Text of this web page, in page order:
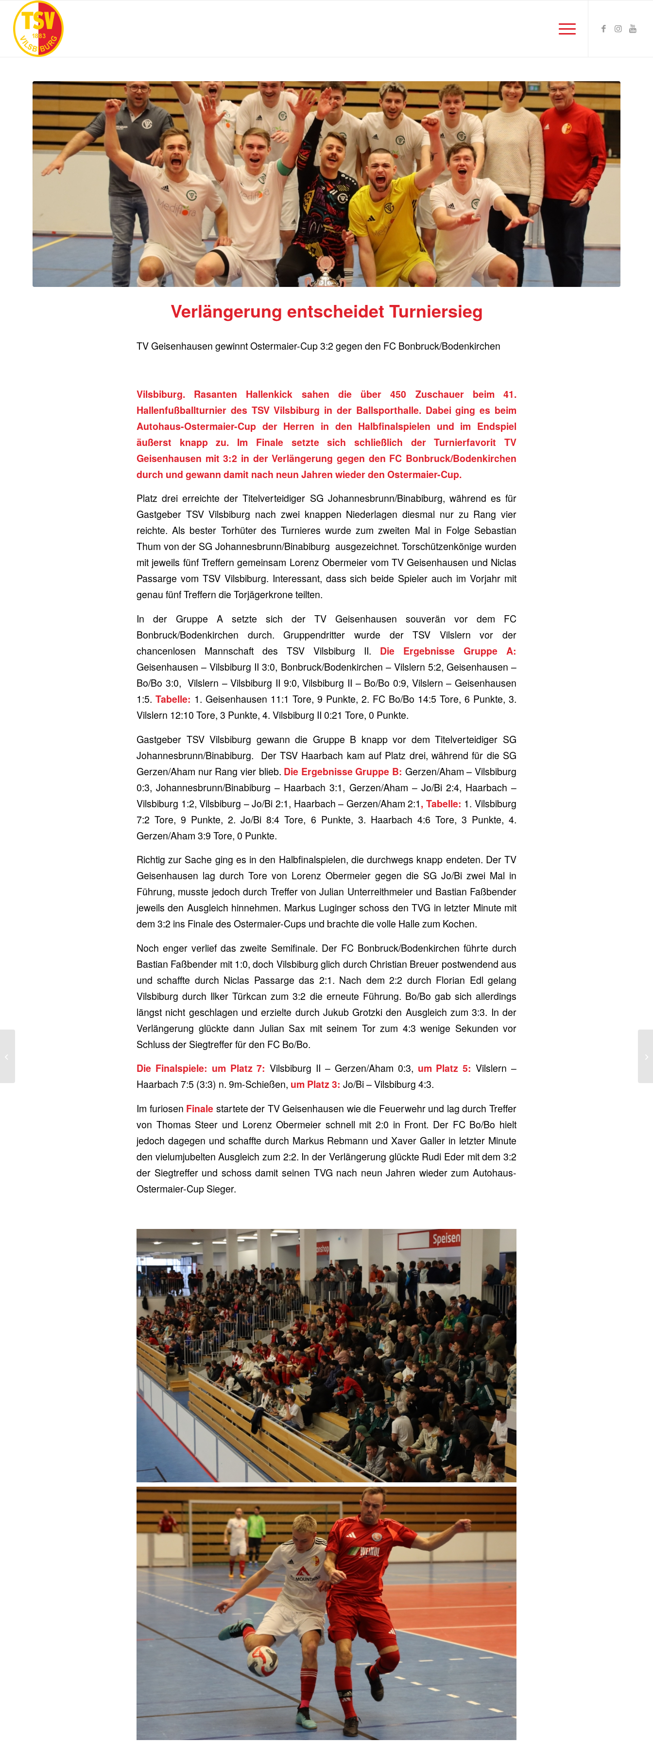
Verlängerung entscheidet Turniersieg
TV Geisenhausen gewinnt Ostermaier-Cup 3:2 gegen den FC Bonbruck/Bodenkirchen
Vilsbiburg. Rasanten Hallenkick sahen die über 450 Zuschauer beim 41.
Hallenfußballturnier des TSV Vilsbiburg in der Ballsporthalle. Dabei ging es beim
Autohaus-Ostermaier-Cup der Herren in den Halbfinalspielen und im Endspiel
äußerst knapp zu. Im Finale setzte sich schließlich der Turnierfavorit TV
Geisenhausen mit 3:2 in der Verlängerung gegen den FC Bonbruck/Bodenkirchen
durch und gewann damit nach neun Jahren wieder den Ostermaier-Cup.
Platz drei erreichte der Titelverteidiger SG Johannesbrunn/Binabiburg, während es für
Gastgeber TSV Vilsbiburg nach zwei knappen Niederlagen diesmal nur zu Rang vier
reichte. Als bester Torhüter des Turnieres wurde zum zweiten Mal in Folge Sebastian
Thum von der SG Johannesbrunn/Binabiburg ausgezeichnet. Torschützenkönige wurden
mit jeweils fünf Treffern gemeinsam Lorenz Obermeier vom TV Geisenhausen und Niclas
Passarge vom TSV Vilsbiburg. Interessant, dass sich beide Spieler auch im Vorjahr mit
genau fünf Treffern die Torjägerkrone teilten.
In der Gruppe A setzte sich der TV Geisenhausen souverän vor dem FC
Bonbruck/Bodenkirchen durch. Gruppendritter wurde der TSV Vilslern vor der
chancenlosen Mannschaft des TSV Vilsbiburg II. Die Ergebnisse Gruppe A:
Geisenhausen – Vilsbiburg II 3:0, Bonbruck/Bodenkirchen – Vilslern 5:2, Geisenhausen –
Bo/Bo 3:0, Vilslern – Vilsbiburg II 9:0, Vilsbiburg II – Bo/Bo 0:9, Vilslern – Geisenhausen
1:5. Tabelle: 1. Geisenhausen 11:1 Tore, 9 Punkte, 2. FC Bo/Bo 14:5 Tore, 6 Punkte, 3.
Vilslern 12:10 Tore, 3 Punkte, 4. Vilsbiburg II 0:21 Tore, 0 Punkte.
Gastgeber TSV Vilsbiburg gewann die Gruppe B knapp vor dem Titelverteidiger SG
Johannesbrunn/Binabiburg. Der TSV Haarbach kam auf Platz drei, während für die SG
Gerzen/Aham nur Rang vier blieb. Die Ergebnisse Gruppe B: Gerzen/Aham – Vilsbiburg
0:3, Johannesbrunn/Binabiburg – Haarbach 3:1, Gerzen/Aham – Jo/Bi 2:4, Haarbach –
Vilsbiburg 1:2, Vilsbiburg – Jo/Bi 2:1, Haarbach – Gerzen/Aham 2:1, Tabelle: 1. Vilsbiburg
7:2 Tore, 9 Punkte, 2. Jo/Bi 8:4 Tore, 6 Punkte, 3. Haarbach 4:6 Tore, 3 Punkte, 4.
Gerzen/Aham 3:9 Tore, 0 Punkte.
Richtig zur Sache ging es in den Halbfinalspielen, die durchwegs knapp endeten. Der TV
Geisenhausen lag durch Tore von Lorenz Obermeier gegen die SG Jo/Bi zwei Mal in
Führung, musste jedoch durch Treffer von Julian Unterreithmeier und Bastian Faßbender
jeweils den Ausgleich hinnehmen. Markus Luginger schoss den TVG in letzter Minute mit
dem 3:2 ins Finale des Ostermaier-Cups und brachte die volle Halle zum Kochen.
Noch enger verlief das zweite Semifinale. Der FC Bonbruck/Bodenkirchen führte durch
Bastian Faßbender mit 1:0, doch Vilsbiburg glich durch Christian Breuer postwendend aus
und schaffte durch Niclas Passarge das 2:1. Nach dem 2:2 durch Florian Edl gelang
Vilsbiburg durch Ilker Türkcan zum 3:2 die erneute Führung. Bo/Bo gab sich allerdings
längst nicht geschlagen und erzielte durch Jukub Grotzki den Ausgleich zum 3:3. In der
Verlängerung glückte dann Julian Sax mit seinem Tor zum 4:3 wenige Sekunden vor
Schluss der Siegtreffer für den FC Bo/Bo.
Die Finalspiele: um Platz 7: Vilsbiburg II – Gerzen/Aham 0:3, um Platz 5: Vilslern –
Haarbach 7:5 (3:3) n. 9m-Schießen, um Platz 3: Jo/Bi – Vilsbiburg 4:3.
Im furiosen Finale startete der TV Geisenhausen wie die Feuerwehr und lag durch Treffer
von Thomas Steer und Lorenz Obermeier schnell mit 2:0 in Front. Der FC Bo/Bo hielt
jedoch dagegen und schaffte durch Markus Rebmann und Xaver Galler in letzter Minute
den vielumjubelten Ausgleich zum 2:2. In der Verlängerung glückte Rudi Eder mit dem 3:2
der Siegtreffer und schoss damit seinen TVG nach neun Jahren wieder zum Autohaus-
Ostermaier-Cup Sieger.